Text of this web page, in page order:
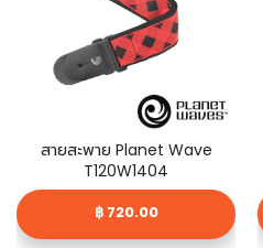
สายสะพาย Planet Wave
T120W1404
฿ 720.00